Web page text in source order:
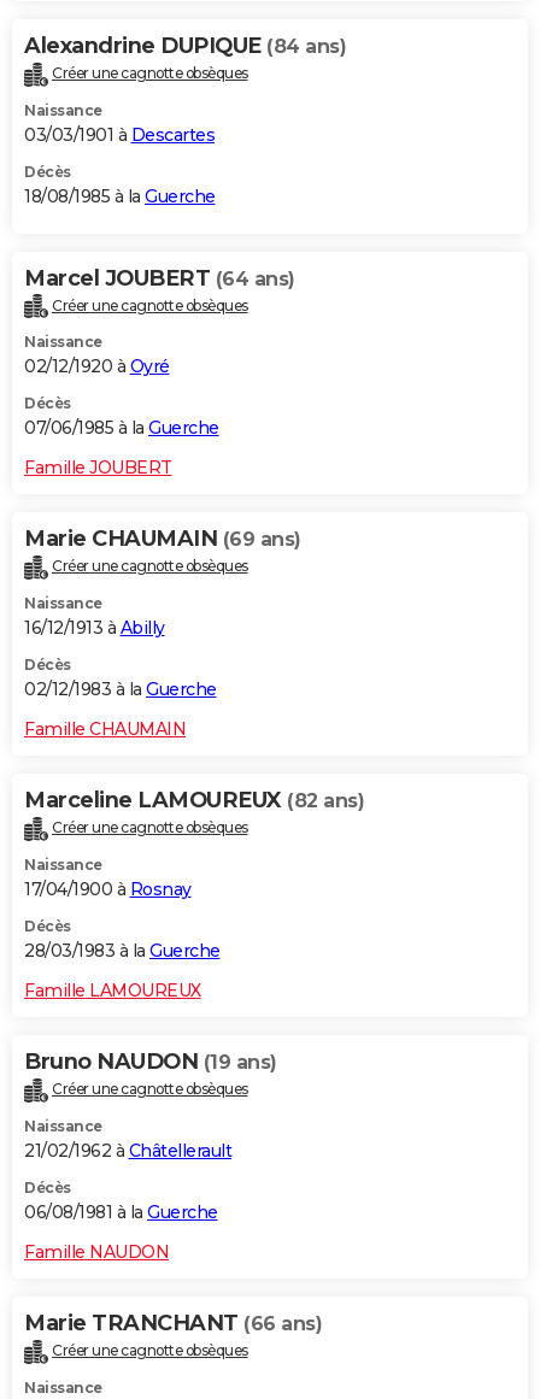
Alexandrine DUPIQUE (84 ans)
Créer une cagnotte obsèques
Naissance
03/03/1901 à Descartes
Décès
18/08/1985 à la Guerche
Marcel JOUBERT (64 ans)
Créer une cagnotte obsèques
Naissance
02/12/1920 à Oyré
Décès
07/06/1985 à la Guerche
Famille JOUBERT
Marie CHAUMAIN (69 ans)
Créer une cagnotte obsèques
Naissance
16/12/1913 à Abilly
Décès
02/12/1983 à la Guerche
Famille CHAUMAIN
Marceline LAMOUREUX (82 ans)
Créer une cagnotte obsèques
Naissance
17/04/1900 à Rosnay
Décès
28/03/1983 à la Guerche
Famille LAMOUREUX
Bruno NAUDON (19 ans)
Créer une cagnotte obsèques
Naissance
21/02/1962 à Châtellerault
Décès
06/08/1981 à la Guerche
Famille NAUDON
Marie TRANCHANT (66 ans)
Créer une cagnotte obsèques
Naissance